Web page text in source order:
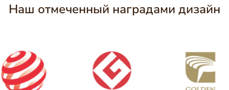
Наш отмеченный наградами дизайн